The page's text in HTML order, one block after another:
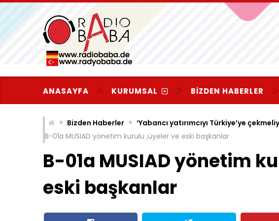
Skip
content
ANASAYFA KURUMSAL BIZDEN HABERLER
» Bizden Haberler » ‘Yabancı yatırımcıyı Türkiye’ye
B-01a MUSIAD yönetim kurulu ,üyeler ve eski başkanlar
B-01a MUSIAD yönetim
eski başkanlar